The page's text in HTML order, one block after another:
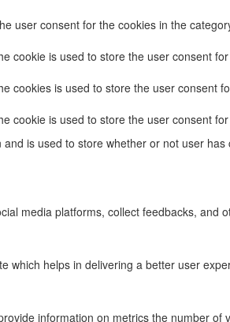
user consent for the cookies in the
cookie is used to store the user consent
cookies is used to store the user consent
cookie is used to store the user consent
is used to store whether or not user
media platforms, collect feedbacks, and
which helps in delivering a better user
information on metrics the number of